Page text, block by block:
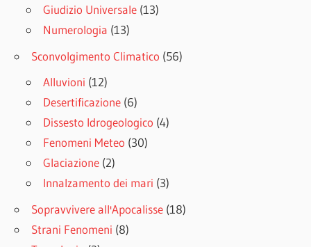
Giudizio Universale (13)
Numerologia (13)
Sconvolgimento Climatico (56)
Alluvioni (12)
Desertificazione (6)
Dissesto Idrogeologico (4)
Fenomeni Meteo (30)
Glaciazione (2)
Innalzamento dei mari (3)
Sopravvivere all'Apocalisse (18)
Strani Fenomeni (8)